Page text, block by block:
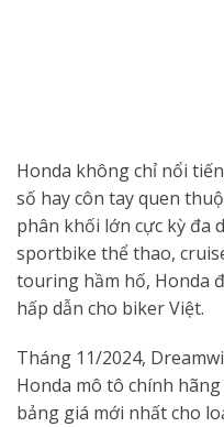
Honda không chỉ nổi
số hay côn tay quen
phân khối lớn cực kỳ đa
sportbike thể thao,
touring hầm hố, Honda
hấp dẫn cho biker Việt.
Tháng 11/2024,
Honda mô tô chính
bảng giá mới nhất cho